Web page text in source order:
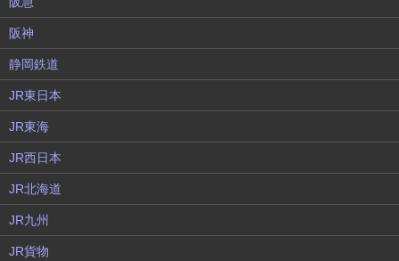
阪神
静岡鉄道
JR東日本
JR東海
JR西日本
JR北海道
JR九州
JR貨物